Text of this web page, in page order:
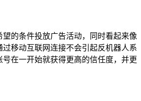
的条件投放广告活动，同时看起来像
移动互联网连接不会引起反机器人系
在一开始就获得更高的信任度，并更